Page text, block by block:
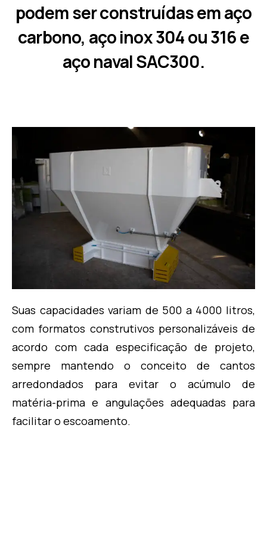
podem ser construídas em aço
carbono, aço inox 304 ou 316 e
aço naval SAC300.
Suas capacidades variam de 500 a 4000 litros,
com formatos construtivos personalizáveis de
acordo com cada especificação de projeto,
sempre mantendo o conceito de cantos
arredondados para evitar o acúmulo de
matéria-prima e angulações adequadas para
facilitar o escoamento.